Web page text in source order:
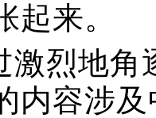
起来。
激烈地角
内容涉